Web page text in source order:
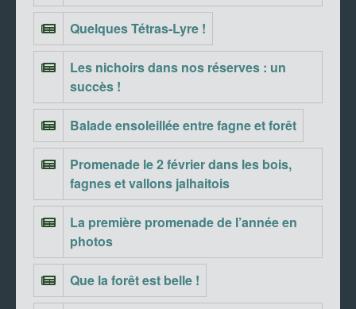
Quelques Tétras-Lyre !
Les nichoirs dans nos réserves : un
succès !
Balade ensoleillée entre fagne et forêt
Promenade le 2 février dans les bois,
fagnes et vallons jalhaitois
La première promenade de l’année en
photos
Que la forêt est belle !